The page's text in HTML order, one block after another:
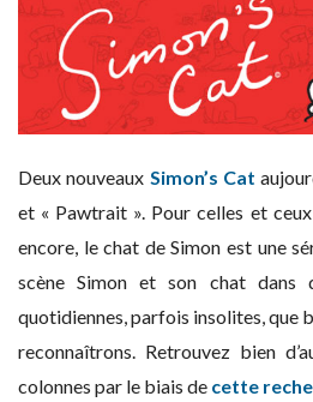
Deux nouveaux Simon’s Cat
et « Pawtrait ». Pour celles et
encore, le chat de Simon est une
scène Simon et son chat dans
quotidiennes, parfois insolites, que
reconnaîtrons. Retrouvez bien
colonnes par le biais de cette